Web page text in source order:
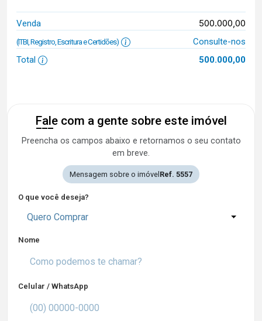
Venda 500.000,00
(ITBI, Registro, Escritura e Certidões)
Consulte-nos
Total
500.000,00
Fale com a gente sobre este imóvel
Preencha os campos abaixo e retornamos o seu contato
em breve.
Mensagem sobre o imóvel Ref. 5557
O que você deseja?
Quero Comprar
Nome
Celular / WhatsApp